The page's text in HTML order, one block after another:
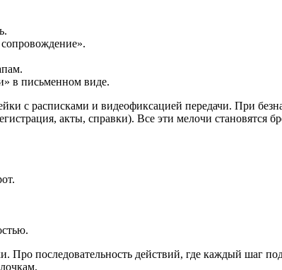
в письменном виде.
с расписками и видеофиксацией передачи. При
акты, справки). Все эти мелочи становятся
последовательность действий, где каждый шаг